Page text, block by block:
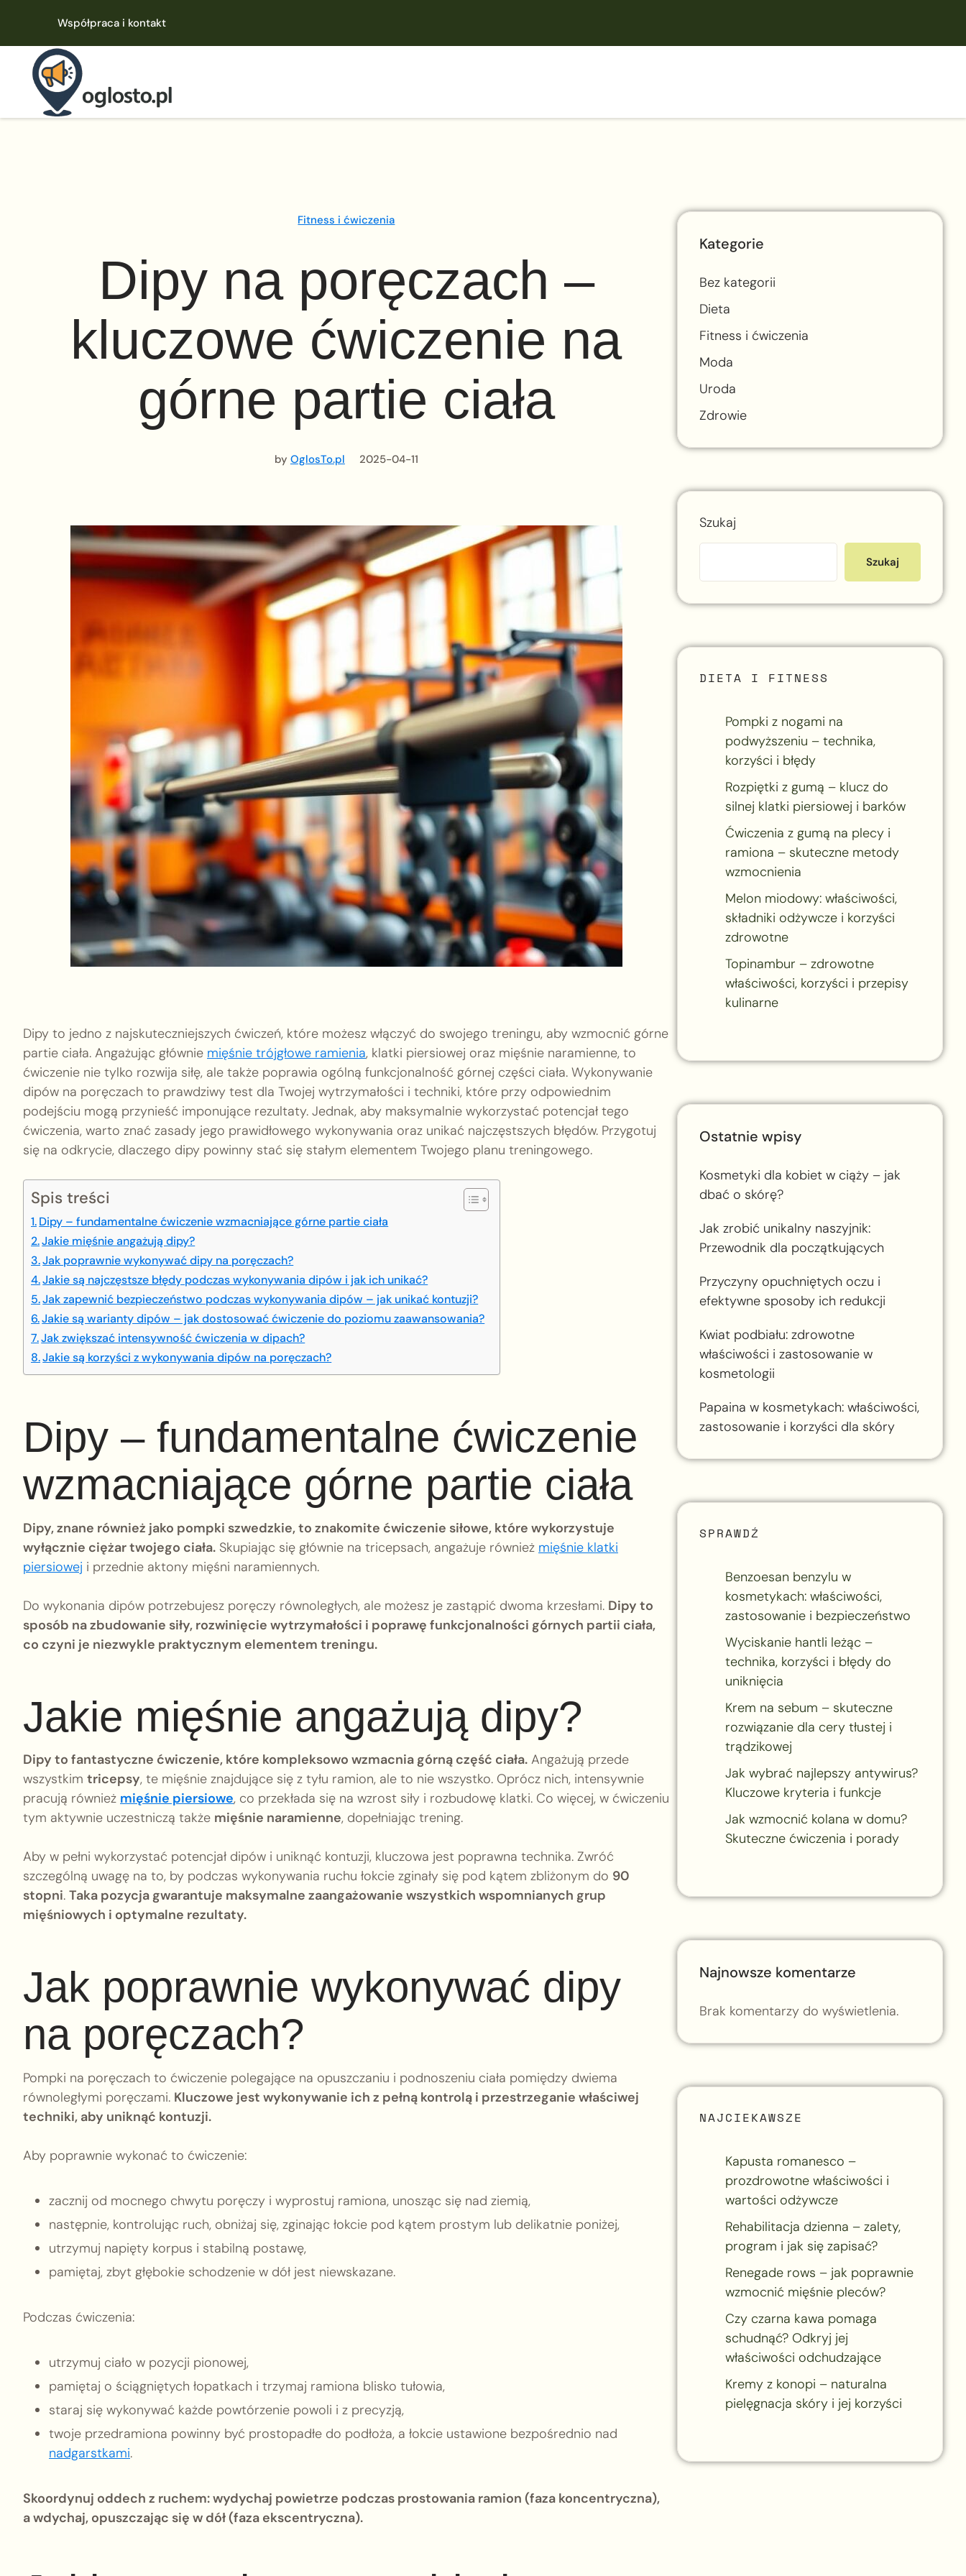
Współpraca i kontakt
Fitness i ćwiczenia
Dipy na poręczach –
kluczowe ćwiczenie na
górne partie ciała
by OglosTo.pl 2025-04-11
Dipy to jedno z najskuteczniejszych ćwiczeń, które możesz włączyć do swojego treningu, aby wzmocnić górne
partie ciała. Angażując głównie mięśnie trójgłowe ramienia, klatki piersiowej oraz mięśnie naramienne, to
ćwiczenie nie tylko rozwija siłę, ale także poprawia ogólną funkcjonalność górnej części ciała. Wykonywanie
dipów na poręczach to prawdziwy test dla Twojej wytrzymałości i techniki, które przy odpowiednim
podejściu mogą przynieść imponujące rezultaty. Jednak, aby maksymalnie wykorzystać potencjał tego
ćwiczenia, warto znać zasady jego prawidłowego wykonywania oraz unikać najczęstszych błędów. Przygotuj
się na odkrycie, dlaczego dipy powinny stać się stałym elementem Twojego planu treningowego.
Spis treści
Dipy – fundamentalne ćwiczenie wzmacniające górne partie ciała
Jakie mięśnie angażują dipy?
Jak poprawnie wykonywać dipy na poręczach?
Jakie są najczęstsze błędy podczas wykonywania dipów i jak ich unikać?
Jak zapewnić bezpieczeństwo podczas wykonywania dipów – jak unikać kontuzji?
Jakie są warianty dipów – jak dostosować ćwiczenie do poziomu zaawansowania?
Jak zwiększać intensywność ćwiczenia w dipach?
Jakie są korzyści z wykonywania dipów na poręczach?
Dipy – fundamentalne ćwiczenie
wzmacniające górne partie ciała
Dipy, znane również jako pompki szwedzkie, to znakomite ćwiczenie siłowe, które wykorzystuje
wyłącznie ciężar twojego ciała. Skupiając się głównie na tricepsach, angażuje również mięśnie klatki
piersiowej i przednie aktony mięśni naramiennych.
Do wykonania dipów potrzebujesz poręczy równoległych, ale możesz je zastąpić dwoma krzesłami. Dipy to
sposób na zbudowanie siły, rozwinięcie wytrzymałości i poprawę funkcjonalności górnych partii ciała,
co czyni je niezwykle praktycznym elementem treningu.
Jakie mięśnie angażują dipy?
Dipy to fantastyczne ćwiczenie, które kompleksowo wzmacnia górną część ciała. Angażują przede
wszystkim tricepsy, te mięśnie znajdujące się z tyłu ramion, ale to nie wszystko. Oprócz nich, intensywnie
pracują również mięśnie piersiowe, co przekłada się na wzrost siły i rozbudowę klatki. Co więcej, w ćwiczeniu
tym aktywnie uczestniczą także mięśnie naramienne, dopełniając trening.
Aby w pełni wykorzystać potencjał dipów i uniknąć kontuzji, kluczowa jest poprawna technika. Zwróć
szczególną uwagę na to, by podczas wykonywania ruchu łokcie zginały się pod kątem zbliżonym do 90
stopni. Taka pozycja gwarantuje maksymalne zaangażowanie wszystkich wspomnianych grup
mięśniowych i optymalne rezultaty.
Jak poprawnie wykonywać dipy
na poręczach?
Pompki na poręczach to ćwiczenie polegające na opuszczaniu i podnoszeniu ciała pomiędzy dwiema
równoległymi poręczami. Kluczowe jest wykonywanie ich z pełną kontrolą i przestrzeganie właściwej
techniki, aby uniknąć kontuzji.
Aby poprawnie wykonać to ćwiczenie:
zacznij od mocnego chwytu poręczy i wyprostuj ramiona, unosząc się nad ziemią,
następnie, kontrolując ruch, obniżaj się, zginając łokcie pod kątem prostym lub delikatnie poniżej,
utrzymuj napięty korpus i stabilną postawę,
pamiętaj, zbyt głębokie schodzenie w dół jest niewskazane.
Podczas ćwiczenia:
utrzymuj ciało w pozycji pionowej,
pamiętaj o ściągniętych łopatkach i trzymaj ramiona blisko tułowia,
staraj się wykonywać każde powtórzenie powoli i z precyzją,
twoje przedramiona powinny być prostopadłe do podłoża, a łokcie ustawione bezpośrednio nad
nadgarstkami.
Skoordynuj oddech z ruchem: wydychaj powietrze podczas prostowania ramion (faza koncentryczna),
a wdychaj, opuszczając się w dół (faza ekscentryczna).
Kategorie
Bez kategorii
Dieta
Fitness i ćwiczenia
Moda
Uroda
Zdrowie
Szukaj
Szukaj
DIETA I FITNESS
Pompki z nogami na
podwyższeniu – technika,
korzyści i błędy
Rozpiętki z gumą – klucz do
silnej klatki piersiowej i barków
Ćwiczenia z gumą na plecy i
ramiona – skuteczne metody
wzmocnienia
Melon miodowy: właściwości,
składniki odżywcze i korzyści
zdrowotne
Topinambur – zdrowotne
właściwości, korzyści i przepisy
kulinarne
Ostatnie wpisy
Kosmetyki dla kobiet w ciąży – jak
dbać o skórę?
Jak zrobić unikalny naszyjnik:
Przewodnik dla początkujących
Przyczyny opuchniętych oczu i
efektywne sposoby ich redukcji
Kwiat podbiału: zdrowotne
właściwości i zastosowanie w
kosmetologii
Papaina w kosmetykach: właściwości,
zastosowanie i korzyści dla skóry
SPRAWDŹ
Benzoesan benzylu w
kosmetykach: właściwości,
zastosowanie i bezpieczeństwo
Wyciskanie hantli leżąc –
technika, korzyści i błędy do
uniknięcia
Krem na sebum – skuteczne
rozwiązanie dla cery tłustej i
trądzikowej
Jak wybrać najlepszy antywirus?
Kluczowe kryteria i funkcje
Jak wzmocnić kolana w domu?
Skuteczne ćwiczenia i porady
Najnowsze komentarze
Brak komentarzy do wyświetlenia.
NAJCIEKAWSZE
Kapusta romanesco –
prozdrowotne właściwości i
wartości odżywcze
Rehabilitacja dzienna – zalety,
program i jak się zapisać?
Renegade rows – jak poprawnie
wzmocnić mięśnie pleców?
Czy czarna kawa pomaga
schudnąć? Odkryj jej
właściwości odchudzające
Kremy z konopi – naturalna
pielęgnacja skóry i jej korzyści